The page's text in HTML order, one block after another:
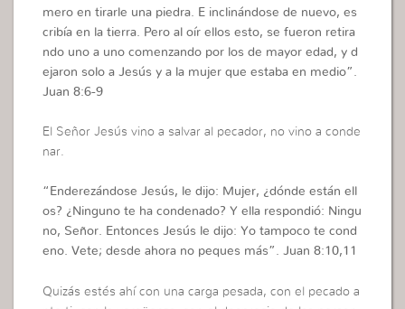
mero en tirarle una piedra. E inclinándose de nuevo, es
cribía en la tierra. Pero al oír ellos esto, se fueron retira
ndo uno a uno comenzando por los de mayor edad, y d
ejaron solo a Jesús y a la mujer que estaba en medio”.
Juan 8:6-9
El Señor Jesús vino a salvar al pecador, no vino a conde
nar.
“Enderezándose Jesús, le dijo: Mujer, ¿dónde están ell
os? ¿Ninguno te ha condenado? Y ella respondió: Ningu
no, Señor. Entonces Jesús le dijo: Yo tampoco te cond
eno. Vete; desde ahora no peques más”. Juan 8:10,11
Quizás estés ahí con una carga pesada, con el pecado a